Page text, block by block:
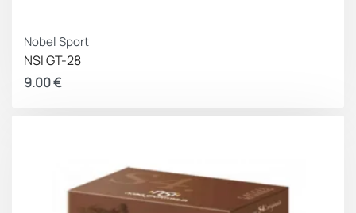
Nobel Sport
NSI GT-28
9.00€